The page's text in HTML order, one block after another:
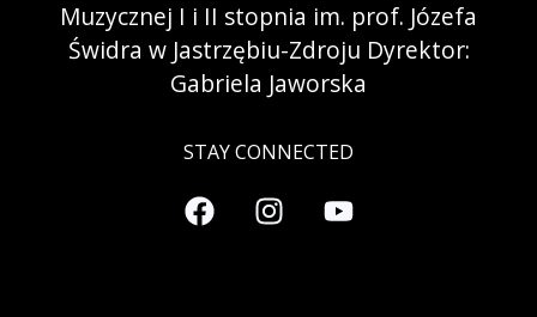
Muzycznej I i II stopnia im. prof. Józefa
Świdra w Jastrzębiu-Zdroju Dyrektor:
Gabriela Jaworska
STAY CONNECTED